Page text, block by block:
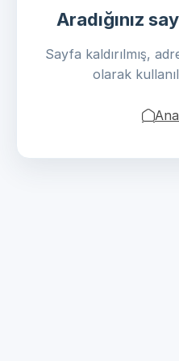
Aradığınız
Sayfa kaldırılmış,
olarak